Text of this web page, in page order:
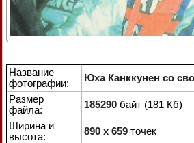
Название
фотографии:
Юха Канккунен со
Размер
файла:
185290 байт (181 Кб)
Ширина и
высота:
890 x 659 точек